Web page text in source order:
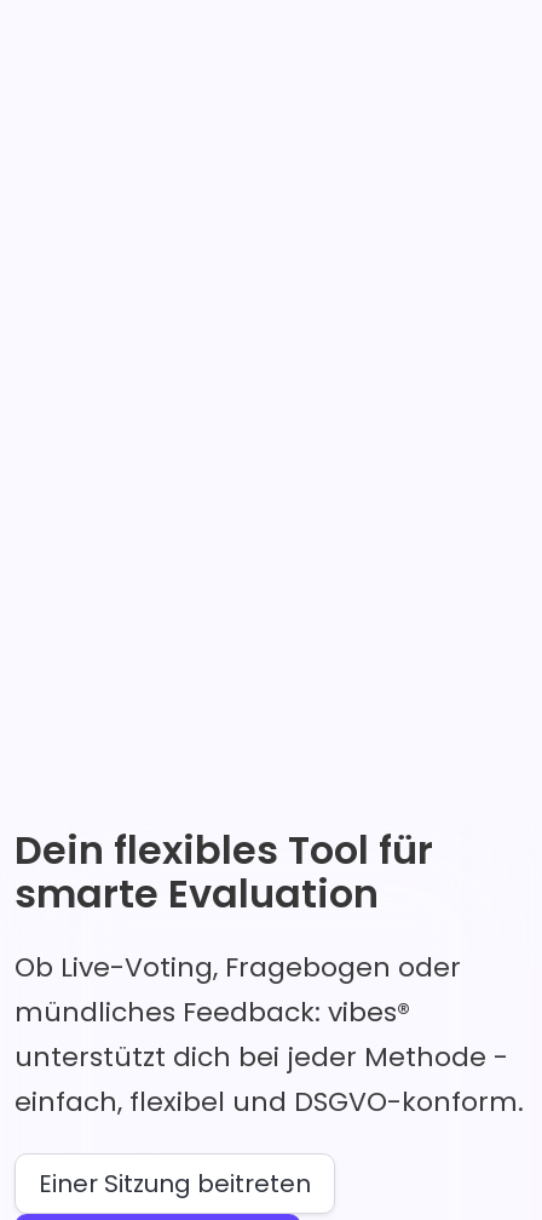
Dein flexibles Tool für
smarte Evaluation
Ob Live-Voting, Fragebogen oder
mündliches Feedback: vibes®
unterstützt dich bei jeder Methode -
einfach, flexibel und DSGVO-konform.
Einer Sitzung beitreten